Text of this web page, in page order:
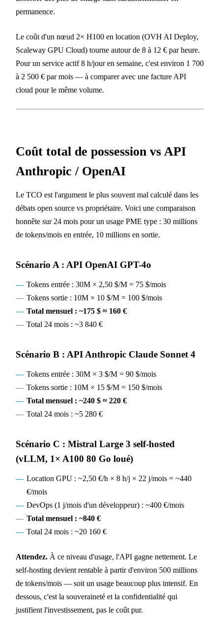
permanence.
Le coût d'un nœud 2× H100 en location (OVH AI Deploy,
Scaleway GPU Cloud) tourne autour de 8 à 12 € par heure.
Pour un service actif 8 h/jour en semaine, c'est environ 1 700
à 2 500 € par mois — à comparer avec une facture API
cloud pour le même volume.
Coût total de possession vs API
Anthropic / OpenAI
Le TCO est l'argument le plus souvent mal calculé dans les
débats open source vs propriétaire. Voici une comparaison
honnête sur 24 mois pour un usage PME type : 30 millions
de tokens/mois en entrée, 10 millions en sortie.
Scénario A : API OpenAI GPT-4o
Tokens entrée : 30M × 2,50 $/M = 75 $/mois
Tokens sortie : 10M × 10 $/M = 100 $/mois
Total mensuel : ~175 $ ≈ 160 €
Total 24 mois : ~3 840 €
Scénario B : API Anthropic Claude Sonnet 4
Tokens entrée : 30M × 3 $/M = 90 $/mois
Tokens sortie : 10M × 15 $/M = 150 $/mois
Total mensuel : ~240 $ ≈ 220 €
Total 24 mois : ~5 280 €
Scénario C : Mistral Large 3 self-hosted
(vLLM, 1× A100 80 Go loué)
Location GPU : ~2,50 €/h × 8 h/j × 22 j/mois = ~440
€/mois
DevOps (1 j/mois d'un développeur) : ~400 €/mois
Total mensuel : ~840 €
Total 24 mois : ~20 160 €
Attendez. À ce niveau d'usage, l'API gagne nettement. Le
self-hosting devient rentable à partir d'environ 500 millions
de tokens/mois — soit un usage beaucoup plus intensif. En
dessous, c'est la souveraineté et la confidentialité qui
justifient l'investissement, pas le coût pur.